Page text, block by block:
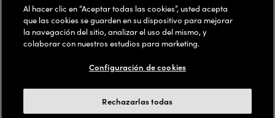
WE GUARANTEE EVERY TRANSACTION IS 100% SECURE
Buy now, pay later with Klarna*, Affirm or Cash App Afterpay.
Al hacer clic en “Aceptar todas las cookies”, usted acepta
que las cookies se guarden en su dispositivo para mejorar
la navegación del sitio, analizar el uso del mismo, y
colaborar con nuestros estudios para marketing.
Configuración de cookies
Rechazarlas todas